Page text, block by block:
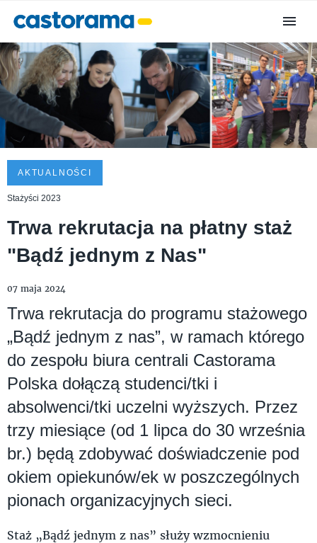
AKTUALNOŚCI
Stażyści 2023
Trwa rekrutacja na płatny staż
"Bądź jednym z Nas"
07 maja 2024
Trwa rekrutacja do programu stażowego
„Bądź jednym z nas”, w ramach którego
do zespołu biura centrali Castorama
Polska dołączą studenci/tki i
absolwenci/tki uczelni wyższych. Przez
trzy miesiące (od 1 lipca do 30 września
br.) będą zdobywać doświadczenie pod
okiem opiekunów/ek w poszczególnych
pionach organizacyjnych sieci.
Staż „Bądź jednym z nas” służy wzmocnieniu